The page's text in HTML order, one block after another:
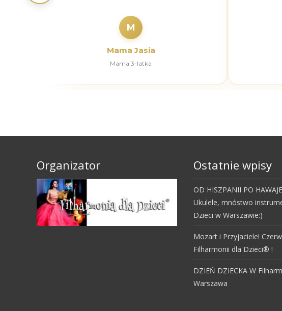
M
Mama Jasia
Mama 3-latka
Organizator Ostatnie wpisy
OD HISZPANII PO
Ukulele, mnóstwo
Dzieci w Warszawie:)
Mozart i Przyjaciele!
Filharmonii dla Dzieci® !
DZIEŃ DZIECKA W
Warszawa